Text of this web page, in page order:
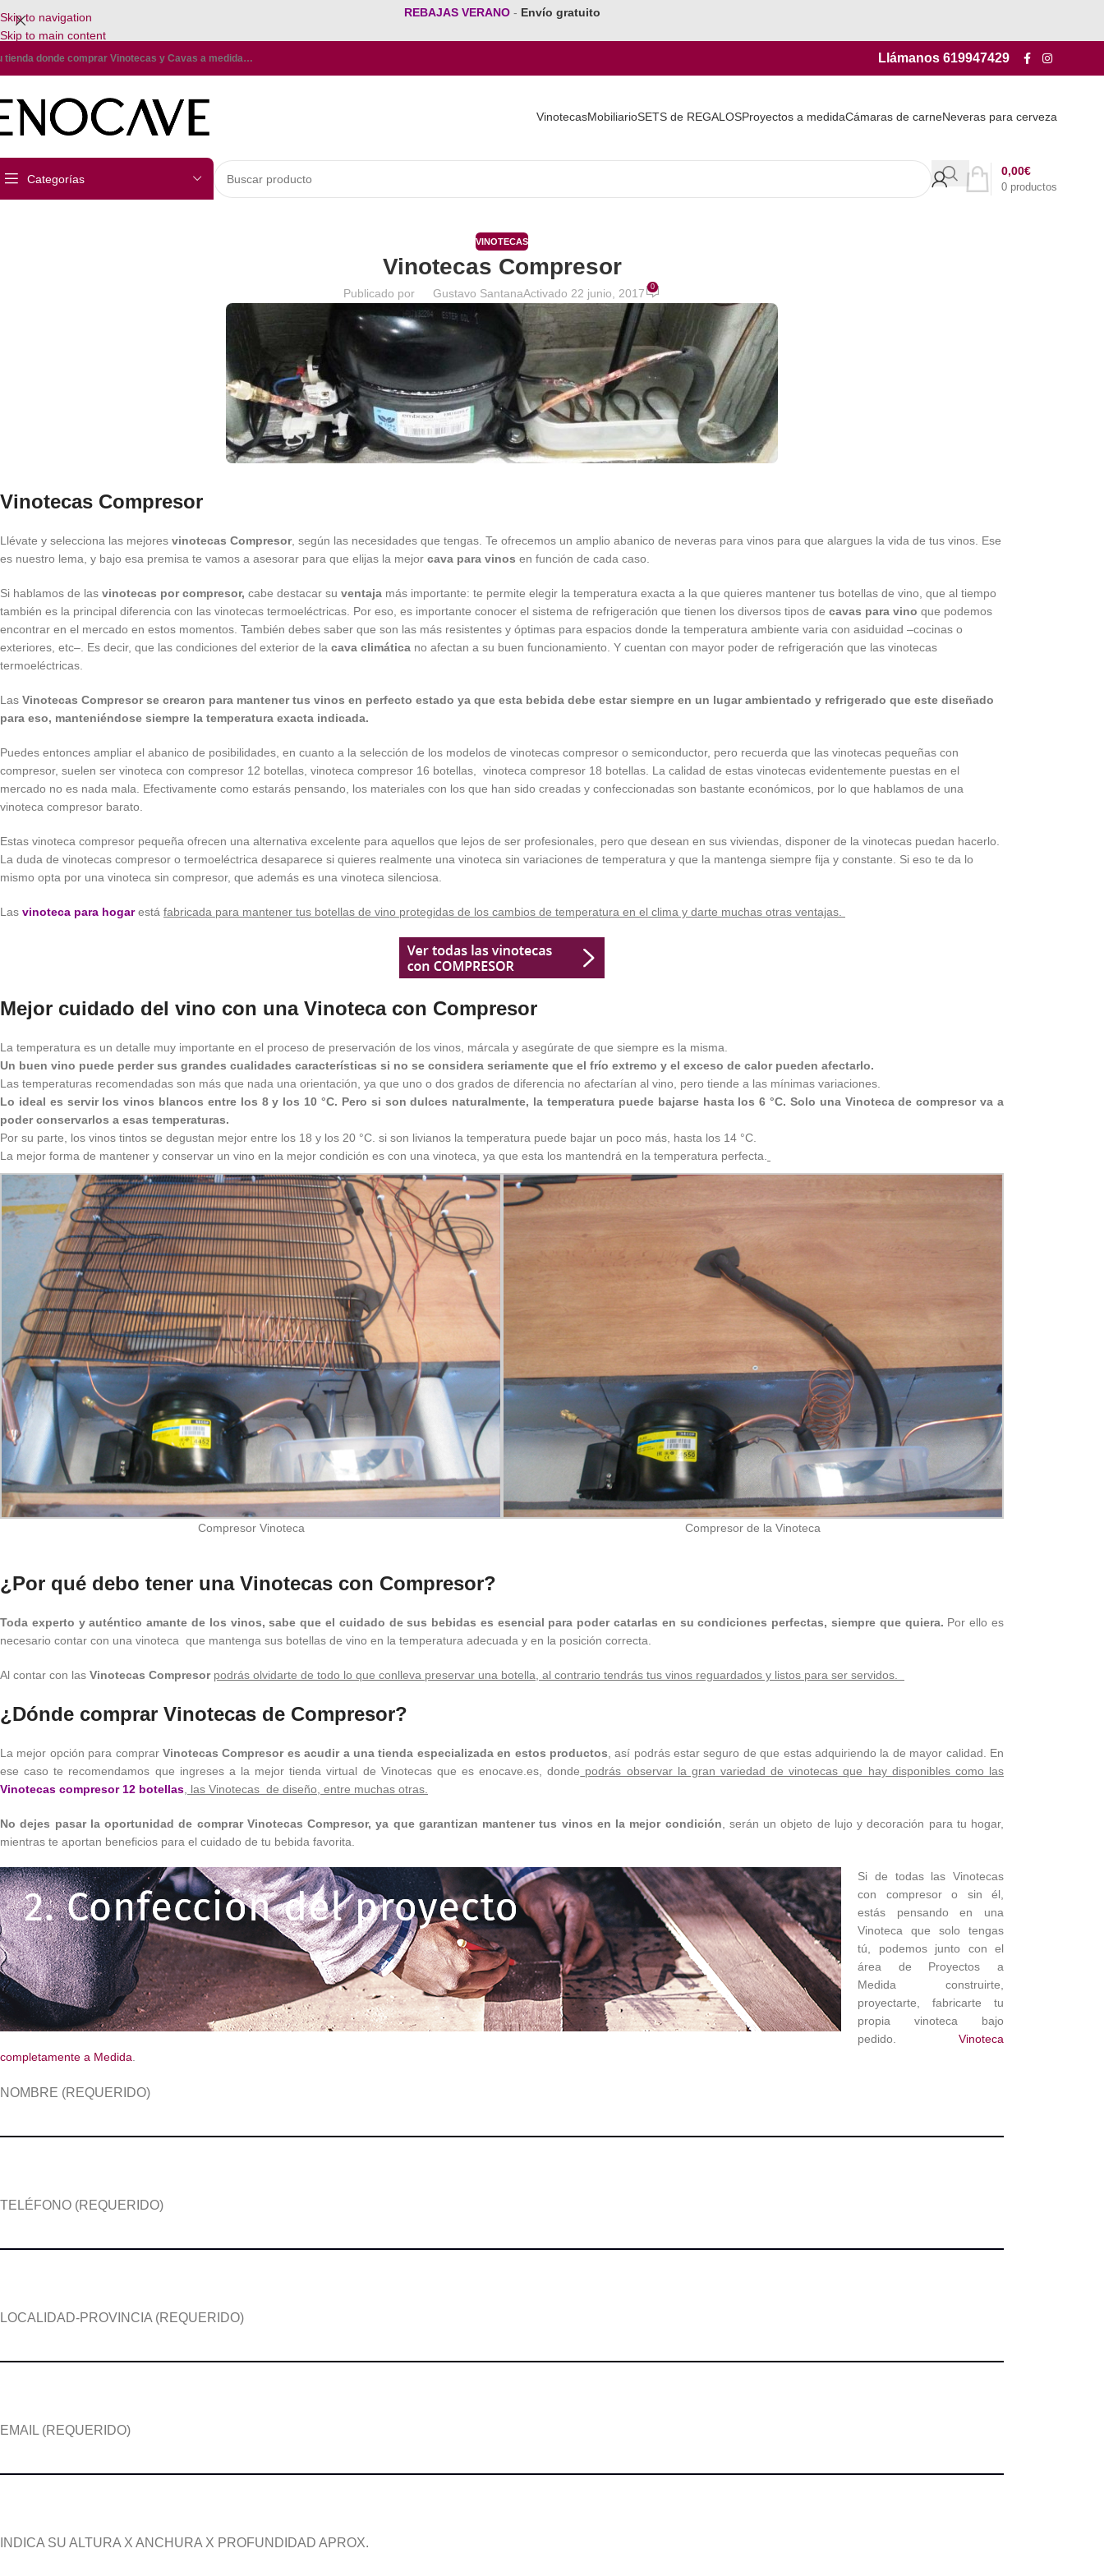
Skip to navigation
Skip to main content
REBAJAS VERANO - Envío gratuito
tienda donde comprar Vinotecas y Cavas a medida… Llámanos 619947429
VinotecasMobiliarioSETS de REGALOSProyectos a medidaCámaras de carneNeveras para cerveza
Categorías
0 productos
0,00€
VINOTECAS
Vinotecas Compresor
Publicado por Gustavo SantanaActivado 22 junio, 2017 0
Vinotecas Compresor
Llévate y selecciona las mejores vinotecas Compresor, según las necesidades que tengas. Te ofrecemos un amplio abanico de neveras para vinos para que alargues la vida de tus vinos. Ese
es nuestro lema, y bajo esa premisa te vamos a asesorar para que elijas la mejor cava para vinos en función de cada caso.
Si hablamos de las vinotecas por compresor, cabe destacar su ventaja más importante: te permite elegir la temperatura exacta a la que quieres mantener tus botellas de vino, que al tiempo
también es la principal diferencia con las vinotecas termoeléctricas. Por eso, es importante conocer el sistema de refrigeración que tienen los diversos tipos de cavas para vino que podemos
encontrar en el mercado en estos momentos. También debes saber que son las más resistentes y óptimas para espacios donde la temperatura ambiente varia con asiduidad –cocinas o
exteriores, etc–. Es decir, que las condiciones del exterior de la cava climática no afectan a su buen funcionamiento. Y cuentan con mayor poder de refrigeración que las vinotecas
termoeléctricas.
Las Vinotecas Compresor se crearon para mantener tus vinos en perfecto estado ya que esta bebida debe estar siempre en un lugar ambientado y refrigerado que este diseñado
para eso, manteniéndose siempre la temperatura exacta indicada.
Puedes entonces ampliar el abanico de posibilidades, en cuanto a la selección de los modelos de vinotecas compresor o semiconductor, pero recuerda que las vinotecas pequeñas con
compresor, suelen ser vinoteca con compresor 12 botellas, vinoteca compresor 16 botellas, vinoteca compresor 18 botellas. La calidad de estas vinotecas evidentemente puestas en el
mercado no es nada mala. Efectivamente como estarás pensando, los materiales con los que han sido creadas y confeccionadas son bastante económicos, por lo que hablamos de una
vinoteca compresor barato.
Estas vinoteca compresor pequeña ofrecen una alternativa excelente para aquellos que lejos de ser profesionales, pero que desean en sus viviendas, disponer de la vinotecas puedan hacerlo.
La duda de vinotecas compresor o termoeléctrica desaparece si quieres realmente una vinoteca sin variaciones de temperatura y que la mantenga siempre fija y constante. Si eso te da lo
mismo opta por una vinoteca sin compresor, que además es una vinoteca silenciosa.
Las vinoteca para hogarestá fabricada para mantener tus botellas de vino protegidas de los cambios de temperatura en el clima y darte muchas otras ventajas.
Mejor cuidado del vino con una Vinoteca con Compresor
La temperatura es un detalle muy importante en el proceso de preservación de los vinos, márcala y asegúrate de que siempre es la misma.
Un buen vino puede perder sus grandes cualidades características si no se considera seriamente que el frío extremo y el exceso de calor pueden afectarlo.
Las temperaturas recomendadas son más que nada una orientación, ya que uno o dos grados de diferencia no afectarían al vino, pero tiende a las mínimas variaciones.
Lo ideal es servir los vinos blancos entre los 8 y los 10 °C. Pero si son dulces naturalmente, la temperatura puede bajarse hasta los 6 °C. Solo una Vinoteca de compresor va a
poder conservarlos a esas temperaturas.
Por su parte, los vinos tintos se degustan mejor entre los 18 y los 20 °C. si son livianos la temperatura puede bajar un poco más, hasta los 14 °C.
La mejor forma de mantener y conservar un vino en la mejor condición es con una vinoteca, ya que esta los mantendrá en la temperatura perfecta.
Compresor Vinoteca Compresor de la Vinoteca
¿Por qué debo tener una Vinotecas con Compresor?
Toda experto y auténtico amante de los vinos, sabe que el cuidado de sus bebidas es esencial para poder catarlas en su condiciones perfectas, siempre que quiera. Por ello es
necesario contar con una vinoteca que mantenga sus botellas de vino en la temperatura adecuada y en la posición correcta.
Al contar con las Vinotecas Compresor podrás olvidarte de todo lo que conlleva preservar una botella, al contrario tendrás tus vinos reguardados y listos para ser servidos.
¿Dónde comprar Vinotecas de Compresor?
La mejor opción para comprar Vinotecas Compresor es acudir a una tienda especializada en estos productos, así podrás estar seguro de que estas adquiriendo la de mayor calidad. En
ese caso te recomendamos que ingreses a la mejor tienda virtual de Vinotecas que es enocave.es, donde podrás observar la gran variedad de vinotecas que hay disponibles como las
Vinotecas compresor 12 botellas, las Vinotecas de diseño, entre muchas otras.
No dejes pasar la oportunidad de comprar Vinotecas Compresor, ya que garantizan mantener tus vinos en la mejor condición, serán un objeto de lujo y decoración para tu hogar,
mientras te aportan beneficios para el cuidado de tu bebida favorita.
Si de todas las Vinotecas
con compresor o sin él,
estás pensando en una
Vinoteca que solo tengas
tú, podemos junto con el
área de Proyectos a
Medida construirte,
proyectarte, fabricarte tu
propia vinoteca bajo
pedido. Vinoteca
completamente a Medida.
NOMBRE (REQUERIDO)
TELÉFONO (REQUERIDO)
LOCALIDAD-PROVINCIA (REQUERIDO)
EMAIL (REQUERIDO)
INDICA SU ALTURA X ANCHURA X PROFUNDIDAD APROX.